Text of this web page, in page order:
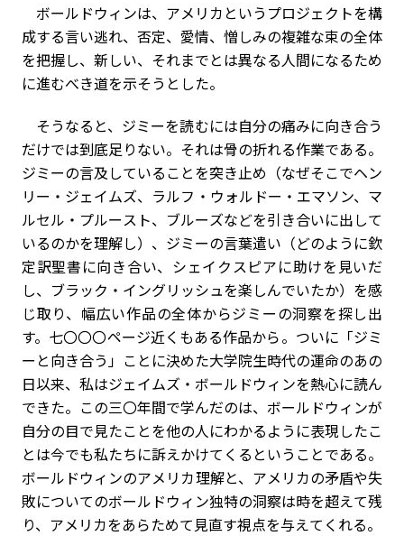
ボールドウィンは、アメリカというプロジェクトを構
成する言い逃れ、否定、愛情、憎しみの複雑な束の全体
を把握し、新しい、それまでとは異なる人間になるため
に進むべき道を示そうとした。
そうなると、ジミーを読むには自分の痛みに向き合う
だけでは到底足りない。それは骨の折れる作業である。
ジミーの言及していることを突き止め（なぜそこでヘン
リー・ジェイムズ、ラルフ・ウォルドー・エマソン、マ
ルセル・プルースト、ブルーズなどを引き合いに出して
いるのかを理解し）、ジミーの言葉遣い（どのように欽
定訳聖書に向き合い、シェイクスピアに助けを見いだ
し、ブラック・イングリッシュを楽しんでいたか）を感
じ取り、幅広い作品の全体からジミーの洞察を探し出
す。七〇〇〇ページ近くもある作品から。ついに「ジミ
ーと向き合う」ことに決めた大学院生時代の運命のあの
日以来、私はジェイムズ・ボールドウィンを熱心に読ん
できた。この三〇年間で学んだのは、ボールドウィンが
自分の目で見たことを他の人にわかるように表現したこ
とは今でも私たちに訴えかけてくるということである。
ボールドウィンのアメリカ理解と、アメリカの矛盾や失
敗についてのボールドウィン独特の洞察は時を超えて残
り、アメリカをあらためて見直す視点を与えてくれる。